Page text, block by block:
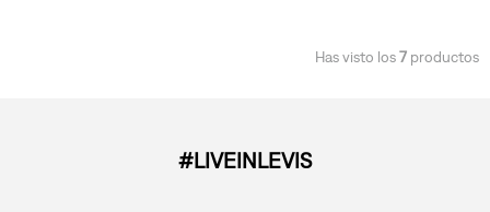
Has visto los7 productos
#LIVEINLEVIS